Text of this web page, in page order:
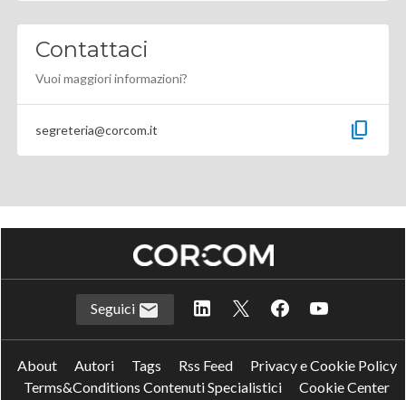
Contattaci
Vuoi maggiori informazioni?
segreteria@corcom.it content_copy
Seguici
About Autori Tags Rss Feed
Privacy e Cookie Policy
Terms&Conditions Contenuti Specialistici
Cookie Center